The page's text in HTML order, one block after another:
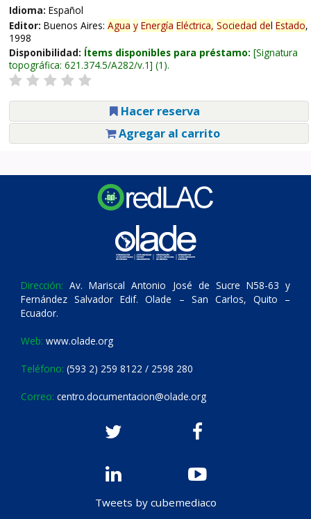
Idioma: Español
Editor: Buenos Aires: Agua y Energía Eléctrica, Sociedad del Estado,
1998
Disponibilidad: Ítems disponibles para préstamo: Signatura
topográfica: 621.374.5/A282/v.1 (1).
Hacer reserva
Agregar al carrito
Dirección: Av. Mariscal Antonio José de Sucre N58-63 y
Fernández Salvador Edif. Olade – San Carlos, Quito –
Ecuador.
Web: www.olade.org
Teléfono: (593 2) 259 8122 / 2598 280
Correo: centro.documentacion@olade.org
Tweets by cubemediaco